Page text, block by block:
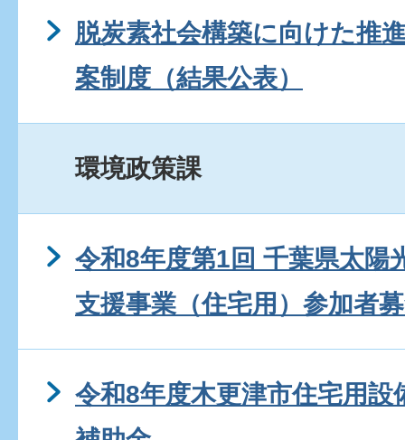
脱炭素社会構築に向けた推
案制度（結果公表）
環境政策課
令和8年度第1回 千葉県太陽
支援事業（住宅用）参加者
令和8年度木更津市住宅用設